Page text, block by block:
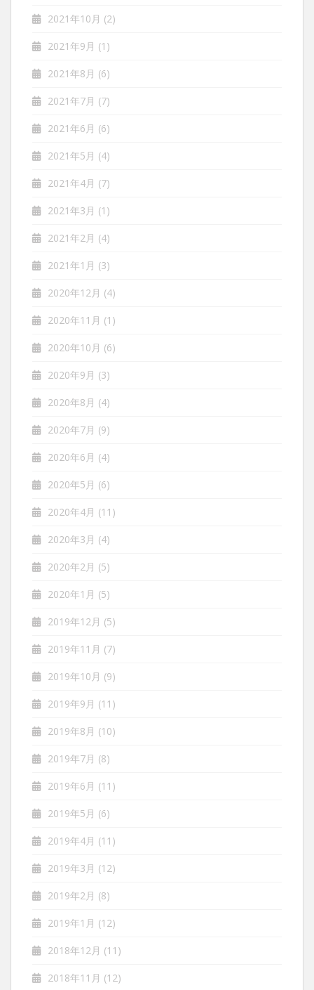
2021年10月 (2)
2021年9月 (1)
2021年8月 (6)
2021年7月 (7)
2021年6月 (6)
2021年5月 (4)
2021年4月 (7)
2021年3月 (1)
2021年2月 (4)
2021年1月 (3)
2020年12月 (4)
2020年11月 (1)
2020年10月 (6)
2020年9月 (3)
2020年8月 (4)
2020年7月 (9)
2020年6月 (4)
2020年5月 (6)
2020年4月 (11)
2020年3月 (4)
2020年2月 (5)
2020年1月 (5)
2019年12月 (5)
2019年11月 (7)
2019年10月 (9)
2019年9月 (11)
2019年8月 (10)
2019年7月 (8)
2019年6月 (11)
2019年5月 (6)
2019年4月 (11)
2019年3月 (12)
2019年2月 (8)
2019年1月 (12)
2018年12月 (11)
2018年11月 (12)